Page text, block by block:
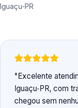
Iguaçu‑PR
Excelente
Iguaçu‑PR, com
chegou sem